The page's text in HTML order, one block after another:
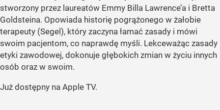
stworzony przez laureatów Emmy Billa Lawrence’a i Bretta
Goldsteina. Opowiada historię pogrążonego w żałobie
terapeuty (Segel), który zaczyna łamać zasady i mówi
swoim pacjentom, co naprawdę myśli. Lekceważąc zasady
etyki zawodowej, dokonuje głębokich zmian w życiu innych
osób oraz w swoim.
Już dostępny na Apple TV.